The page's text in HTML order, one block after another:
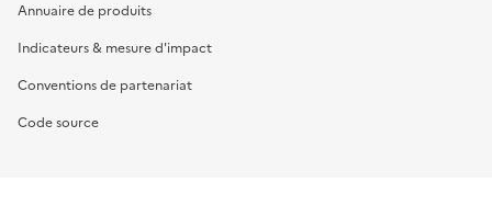
Annuaire de produits
Indicateurs & mesure d'impact
Conventions de partenariat
Code source